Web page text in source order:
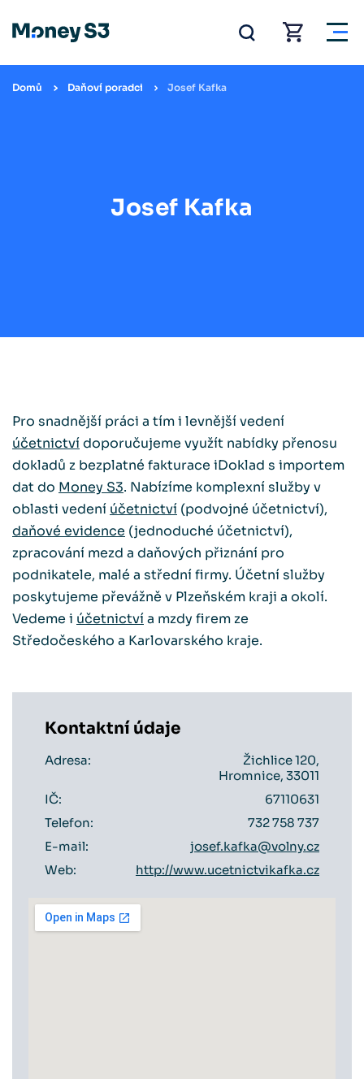
Domů Daňoví poradci Josef Kafka
Josef Kafka
Pro snadnější práci a tím i levnější vedení
účetnictvídoporučujeme využít nabídky přenosu
dokladů z bezplatné fakturace iDoklad s importem
dat do Money S3. Nabízíme komplexní služby v
oblasti vedení účetnictví (podvojné účetnictví),
daňové evidence (jednoduché účetnictví),
zpracování mezd a daňových přiznání pro
podnikatele, malé a střední firmy. Účetní služby
poskytujeme převážně v Plzeňském kraji a okolí.
Vedeme i účetnictvía mzdy firem ze
Středočeského a Karlovarského kraje.
Kontaktní údaje
Adresa:
Žichlice 120,
Hromnice, 33011
IČ:
67110631
Telefon:
732 758 737
E-mail:
josef.kafka@volny.cz
Web:
http://www.ucetnictvikafka.cz